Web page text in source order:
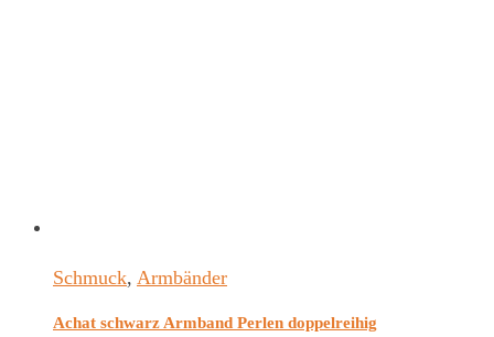
Schmuck, Armbänder
Achat schwarz Armband Perlen doppelreihig